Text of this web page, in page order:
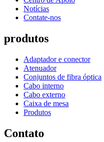
Notícias
Contate-nos
produtos
Adaptador e conector
Atenuador
Conjuntos de fibra óptica
Cabo interno
Cabo externo
Caixa de mesa
Produtos
Contato